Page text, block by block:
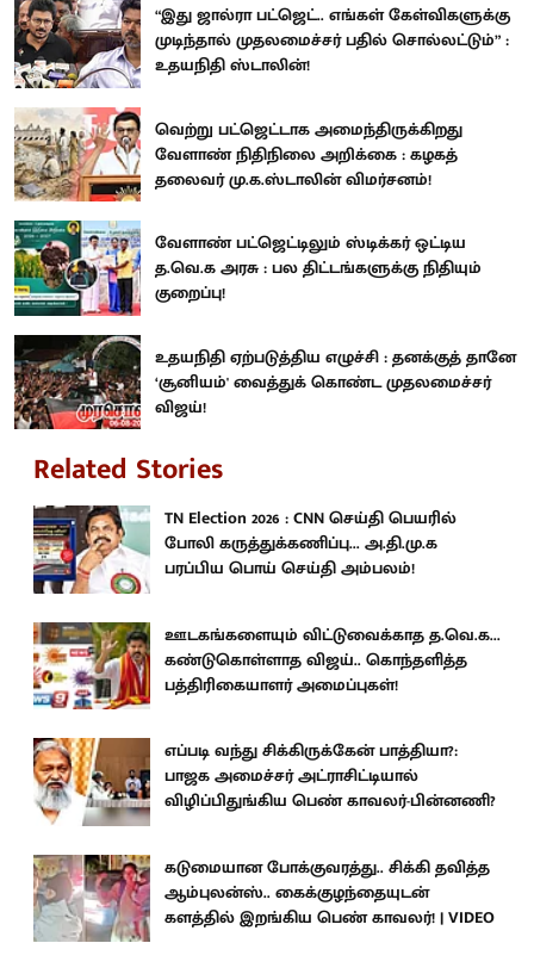
“இது ஜால்ரா பட்ஜெட்.. எங்கள் கேள்விகளுக்கு
முடிந்தால் முதலமைச்சர் பதில் சொல்லட்டும்” :
உதயநிதி ஸ்டாலின்!
வெற்று பட்ஜெட்டாக அமைந்திருக்கிறது
வேளாண் நிதிநிலை அறிக்கை : கழகத்
தலைவர் மு.க.ஸ்டாலின் விமர்சனம்!
வேளாண் பட்ஜெட்டிலும் ஸ்டிக்கர் ஒட்டிய
த.வெ.க அரசு : பல திட்டங்களுக்கு நிதியும்
குறைப்பு!
உதயநிதி ஏற்படுத்திய எழுச்சி : தனக்குத் தானே
‘சூனியம்' வைத்துக் கொண்ட முதலமைச்சர்
விஜய்!
Related Stories
TN Election 2026 : CNN செய்தி பெயரில்
போலி கருத்துக்கணிப்பு... அ.தி.மு.க
பரப்பிய பொய் செய்தி அம்பலம்!
ஊடகங்களையும் விட்டுவைக்காத த.வெ.க...
கண்டுகொள்ளாத விஜய்.. கொந்தளித்த
பத்திரிகையாளர் அமைப்புகள்!
எப்படி வந்து சிக்கிருக்கேன் பாத்தியா?:
பாஜக அமைச்சர் அட்ராசிட்டியால்
விழிப்பிதுங்கிய பெண் காவலர்-பின்னணி?
கடுமையான போக்குவரத்து.. சிக்கி தவித்த
ஆம்புலன்ஸ்.. கைக்குழந்தையுடன்
களத்தில் இறங்கிய பெண் காவலர்! | VIDEO